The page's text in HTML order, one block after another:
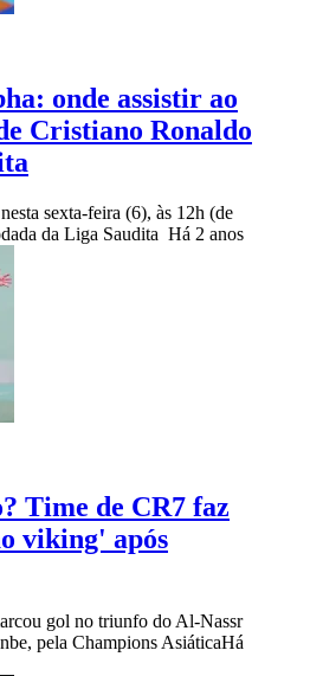
onde assistir ao
Cristiano Ronaldo
sexta-feira (6), às 12h (de
da Liga Saudita Há 2 anos
Time de CR7 faz
viking' após
gol no triunfo do Al-Nassr
pela Champions AsiáticaHá